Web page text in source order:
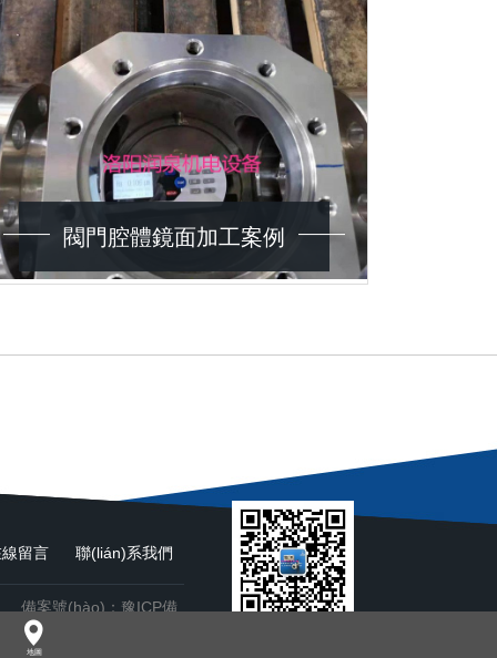
閥門腔體鏡面加工案例
留言 聯(lián)系我們
備案號(hào)： 豫ICP備
地圖